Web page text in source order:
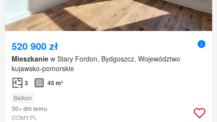
520 900 zł
Mieszkanie w Stary Fordon, Bydgoszcz, Województwo
kujawsko-pomorskie
3 45 m²
Balkon
30+ dni temu
DOMY.PL